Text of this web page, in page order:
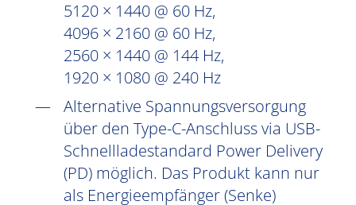
5120 × 1440 @ 60 Hz,
4096 × 2160 @ 60 Hz,
2560 × 1440 @ 144 Hz,
1920 × 1080 @ 240 Hz
Alternative Spannungsversorgung
über den Type-C-Anschluss via USB-
Schnellladestandard Power Delivery
(PD) möglich. Das Produkt kann nur
als Energieempfänger (Senke)